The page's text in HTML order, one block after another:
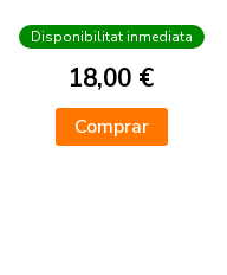
Disponibilitat inmediata
18,00 €
Comprar